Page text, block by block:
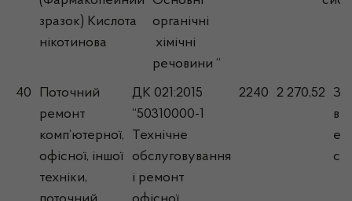
зразок) Кислота
нікотинова
органічні
хімічні
речовини “
40
Поточний
ремонт
комп’ютерної,
офісної, іншої
техніки,
ДК 021:2015
“50310000-1
Технічне
обслуговування
і ремонт
2240 2 270,52